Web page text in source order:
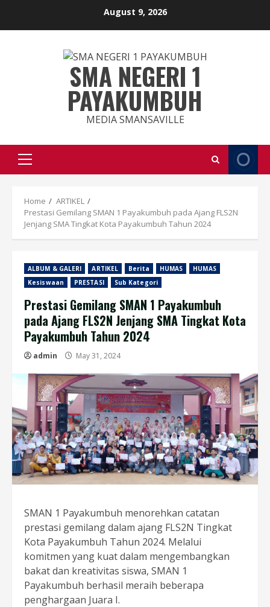
August 9, 2026
SMA NEGERI 1
PAYAKUMBUH
MEDIA SMANSAVILLE
Primary
Menu
Home
ARTIKEL
Prestasi Gemilang SMAN 1 Payakumbuh pada Ajang FLS2N
Jenjang SMA Tingkat Kota Payakumbuh Tahun 2024
ALBUM & GALERI ARTIKEL Berita HUMAS
HUMAS
Kesiswaan
PRESTASI Sub Kategori
Prestasi Gemilang SMAN 1 Payakumbuh
pada Ajang FLS2N Jenjang SMA Tingkat Kota
Payakumbuh Tahun 2024
admin May 31, 2024
SMAN 1 Payakumbuh menorehkan catatan
prestasi gemilang dalam ajang FLS2N Tingkat
Kota Payakumbuh Tahun 2024. Melalui
komitmen yang kuat dalam mengembangkan
bakat dan kreativitas siswa, SMAN 1
Payakumbuh berhasil meraih beberapa
penghargaan Juara I.